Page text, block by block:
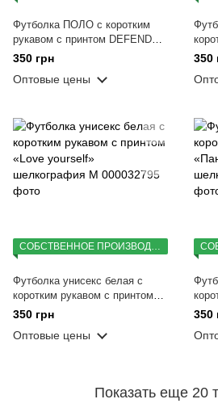
Футболка ПОЛО с коротким
рукавом с принтом DEFEND
(Кулмакс) голубая M(46)
350 грн
Оптовые цены
350
Футболка унисекс белая с
коротким рукавом с принтом
«Love yourself» шелкография
350 грн
Оптовые цены
350
Показать еще 20